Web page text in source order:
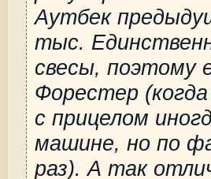
Аутбек
тыс.
свесы, поэтому
Форестер
с прицелом
машине, но по
раз). А так